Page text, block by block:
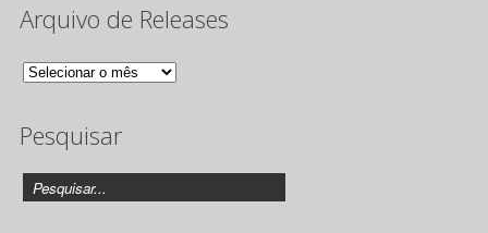
Arquivo de Releases
Arquivo
Releases
Pesquisar